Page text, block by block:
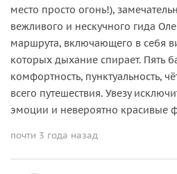
место просто огонь!),
вежливого и нескучного гида
маршрута, включающего в себя
которых дыхание спирает. Пять
комфортность, пунктуальность,
всего путешествия. Увезу
эмоции и невероятно красивые
почти 3 года назад